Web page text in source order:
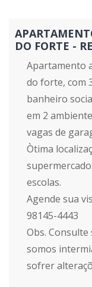
DO FORTE -
Apartamento
do forte, com
banheiro
em 2
vagas de
Òtima
escolas.
Agende sua
98145-4443
Obs.
somos
sofrer